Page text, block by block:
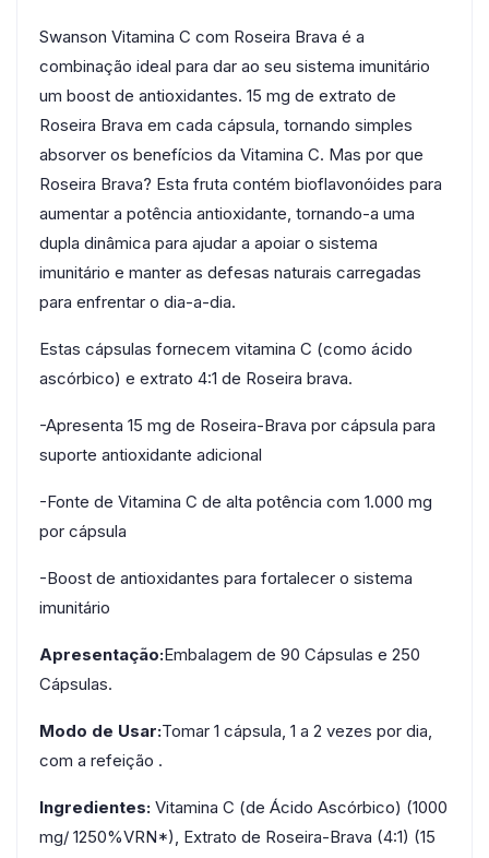
Swanson Vitamina C com Roseira Brava é a
combinação ideal para dar ao seu sistema imunitário
um boost de antioxidantes. 15 mg de extrato de
Roseira Brava em cada cápsula, tornando simples
absorver os benefícios da Vitamina C. Mas por que
Roseira Brava? Esta fruta contém bioflavonóides para
aumentar a potência antioxidante, tornando-a uma
dupla dinâmica para ajudar a apoiar o sistema
imunitário e manter as defesas naturais carregadas
para enfrentar o dia-a-dia.
Estas cápsulas fornecem vitamina C (como ácido
ascórbico) e extrato 4:1 de Roseira brava.
-Apresenta 15 mg de Roseira-Brava por cápsula para
suporte antioxidante adicional
-Fonte de Vitamina C de alta potência com 1.000 mg
por cápsula
-Boost de antioxidantes para fortalecer o sistema
imunitário
Apresentação:Embalagem de 90 Cápsulas e 250
Cápsulas.
Modo de Usar:Tomar 1 cápsula, 1 a 2 vezes por dia,
com a refeição .
Ingredientes: Vitamina C (de Ácido Ascórbico) (1000
mg/ 1250%VRN*), Extrato de Roseira-Brava (4:1) (15